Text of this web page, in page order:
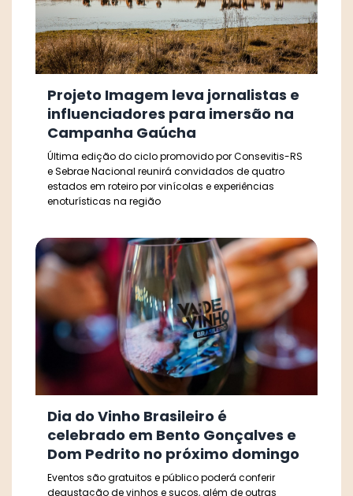
Projeto Imagem leva jornalistas e
influenciadores para imersão na
Campanha Gaúcha
Última edição do ciclo promovido por Consevitis-RS
e Sebrae Nacional reunirá convidados de quatro
estados em roteiro por vinícolas e experiências
enoturísticas na região
Dia do Vinho Brasileiro é
celebrado em Bento Gonçalves e
Dom Pedrito no próximo domingo
Eventos são gratuitos e público poderá conferir
degustação de vinhos e sucos, além de outras